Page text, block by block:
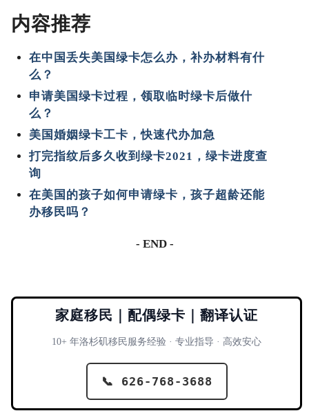
内容推荐
在中国丢失美国绿卡怎么办，补办材料有什
么？
申请美国绿卡过程，领取临时绿卡后做什
么？
美国婚姻绿卡工卡，快速代办加急
打完指纹后多久收到绿卡2021，绿卡进度查
询
在美国的孩子如何申请绿卡，孩子超龄还能
办移民吗？
- END -
家庭移民｜配偶绿卡｜翻译认证
10+ 年洛杉矶移民服务经验 · 专业指导 · 高效安心
📞 626-768-3688